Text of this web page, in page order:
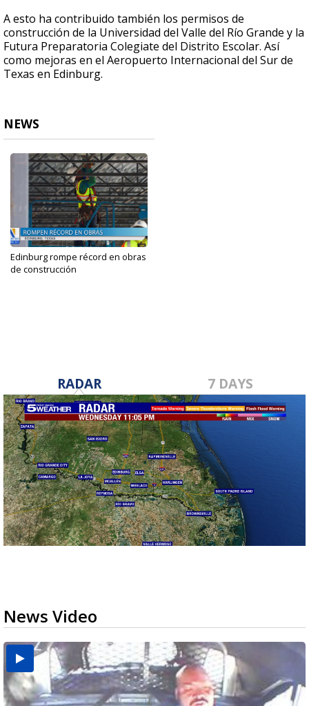
A esto ha contribuido también los permisos de
construcción de la Universidad del Valle del Río Grande y la
Futura Preparatoria Colegiate del Distrito Escolar. Así
como mejoras en el Aeropuerto Internacional del Sur de
Texas en Edinburg.
NEWS
Edinburg rompe récord en obras
de construcción
RADAR 7 DAYS
News Video